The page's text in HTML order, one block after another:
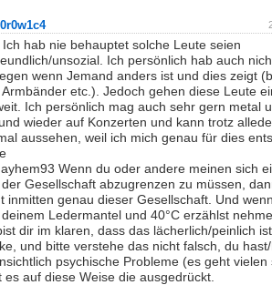
Ich hab nie behauptet solche Leute seien
unsozial. Ich persönlich hab auch
wenn Jemand anders ist und dies zeigt
Armbänder etc.). Jedoch gehen diese Leute
Ich persönlich mag auch sehr gern metal
wieder auf Konzerten und kann trotz
aussehen, weil ich mich genau für dies
Wenn du oder andere meinen sich
Gesellschaft abzugrenzen zu müssen,
inmitten genau dieser Gesellschaft. Und
Ledermantel und 40°C erzählst
dir im klaren, dass das lächerlich/peinlich
und bitte verstehe das nicht falsch, du
psychische Probleme (es geht vielen
es auf diese Weise die ausgedrückt.